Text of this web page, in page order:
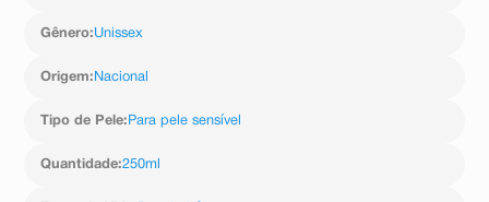
chloride, propanediol, dmdm hydantoin, citric acid,
distearate, buteth-3, sodium benzotriazolyl butylphenol
citrate, ci 19140 (yellow 5), tributyl citrate, ci 15510
(orange 4), hexyl cinnamal, geraniol. refil sabonete
laureth sulfate, cocamide dea, decyl glucoside,
Gênero:Unissex
Origem: Nacional
Tipo de Pele: Para pele sensível
Quantidade:250ml